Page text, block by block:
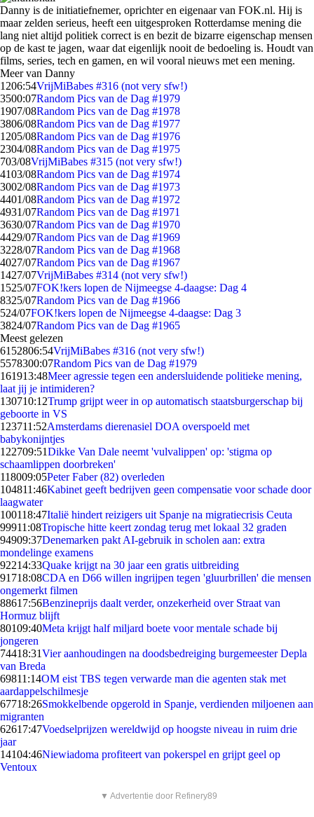
Danny is de initiatiefnemer, oprichter en eigenaar van FOK.nl. Hij is
maar zelden serieus, heeft een uitgesproken Rotterdamse mening die
lang niet altijd politiek correct is en bezit de bizarre eigenschap mensen
op de kast te jagen, waar dat eigenlijk nooit de bedoeling is. Houdt van
films, series, tech en gamen, en wil vooral nieuws met een mening.
Meer van Danny
1206:54VrijMiBabes #316 (not very sfw!)
3500:07Random Pics van de Dag #1979
1907/08Random Pics van de Dag #1978
3806/08Random Pics van de Dag #1977
1205/08Random Pics van de Dag #1976
2304/08Random Pics van de Dag #1975
703/08VrijMiBabes #315 (not very sfw!)
4103/08Random Pics van de Dag #1974
3002/08Random Pics van de Dag #1973
4401/08Random Pics van de Dag #1972
4931/07Random Pics van de Dag #1971
3630/07Random Pics van de Dag #1970
4429/07Random Pics van de Dag #1969
3228/07Random Pics van de Dag #1968
4027/07Random Pics van de Dag #1967
1427/07VrijMiBabes #314 (not very sfw!)
1525/07FOK!kers lopen de Nijmeegse 4-daagse: Dag 4
8325/07Random Pics van de Dag #1966
524/07FOK!kers lopen de Nijmeegse 4-daagse: Dag 3
3824/07Random Pics van de Dag #1965
Meest gelezen
6152806:54VrijMiBabes #316 (not very sfw!)
5578300:07Random Pics van de Dag #1979
161913:48Meer agressie tegen een andersluidende politieke mening,
laat jij je intimideren?
130710:12Trump grijpt weer in op automatisch staatsburgerschap bij
geboorte in VS
123711:52Amsterdams dierenasiel DOA overspoeld met
babykonijntjes
122709:51Dikke Van Dale neemt 'vulvalippen' op: 'stigma op
schaamlippen doorbreken'
118009:05Peter Faber (82) overleden
104811:46Kabinet geeft bedrijven geen compensatie voor schade door
laagwater
100118:47Italië hindert reizigers uit Spanje na migratiecrisis Ceuta
99911:08Tropische hitte keert zondag terug met lokaal 32 graden
94909:37Denemarken pakt AI-gebruik in scholen aan: extra
mondelinge examens
92214:33Quake krijgt na 30 jaar een gratis uitbreiding
91718:08CDA en D66 willen ingrijpen tegen 'gluurbrillen' die mensen
ongemerkt filmen
88617:56Benzineprijs daalt verder, onzekerheid over Straat van
Hormuz blijft
80109:40Meta krijgt half miljard boete voor mentale schade bij
jongeren
74418:31Vier aanhoudingen na doodsbedreiging burgemeester Depla
van Breda
69811:14OM eist TBS tegen verwarde man die agenten stak met
aardappelschilmesje
67718:26Smokkelbende opgerold in Spanje, verdienden miljoenen aan
migranten
62617:47Voedselprijzen wereldwijd op hoogste niveau in ruim drie
jaar
14104:46Niewiadoma profiteert van pokerspel en grijpt geel op
Ventoux
▼ Advertentie door Refinery89